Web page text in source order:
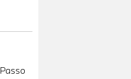
Passo